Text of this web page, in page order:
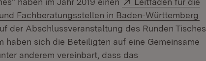
Fachberatungsstellen in Baden-Württemberg
der Abschlussveranstaltung des Runden Tisches
haben sich die Beteiligten auf eine Gemeinsame
anderem vereinbart, dass das